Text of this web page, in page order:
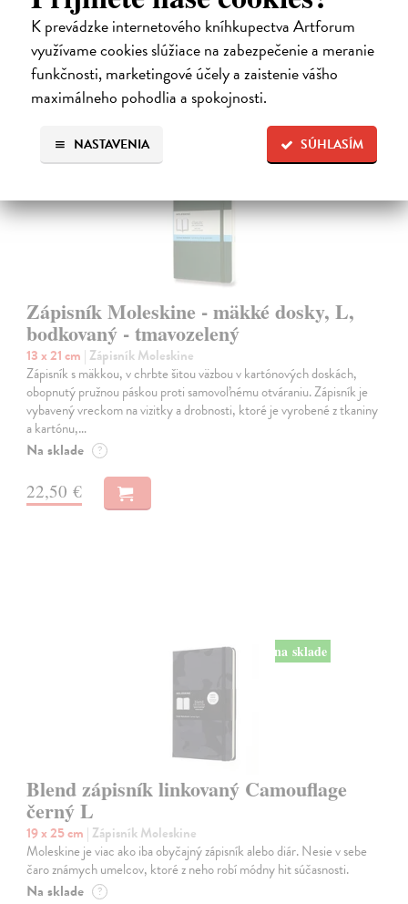
K prevádzke internetového kníhkupectva Artforum
využívame cookies slúžiace na zabezpečenie a meranie
funkčnosti, marketingové účely a zaistenie vášho
maximálneho pohodlia a spokojnosti.
SÚHLASÍM
NASTAVENIA
22,50 €
Zápisník Moleskine - mäkké dosky, L,
bodkovaný - tmavozelený
13 x 21 cm | Zápisník Moleskine
Zápisník s mäkkou, v chrbte šitou väzbou v kartónových doskách,
obopnutý pružnou páskou proti samovoľnému otváraniu. Zápisník je
vybavený vreckom na vizitky a drobnosti, ktoré je vyrobené z tkaniny
a kartónu,…
Na sklade ?
22,50 €
na sklade
Blend zápisník linkovaný Camouflage
černý L
19 x 25 cm | Zápisník Moleskine
Moleskine je viac ako iba obyčajný zápisník alebo diár. Nesie v sebe
čaro známych umelcov, ktoré z neho robí módny hit súčasnosti.
Na sklade ?